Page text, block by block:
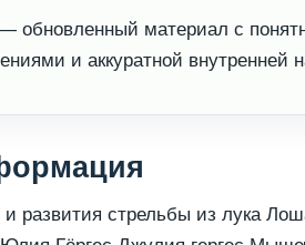
обновленный материал с
и аккуратной внутренней
и развития стрельбы из лука